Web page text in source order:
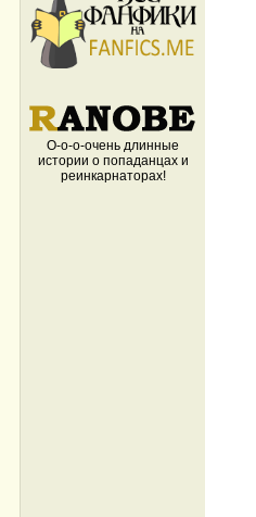
О-о-о-очень длинные
истории о попаданцах и
реинкарнаторах!